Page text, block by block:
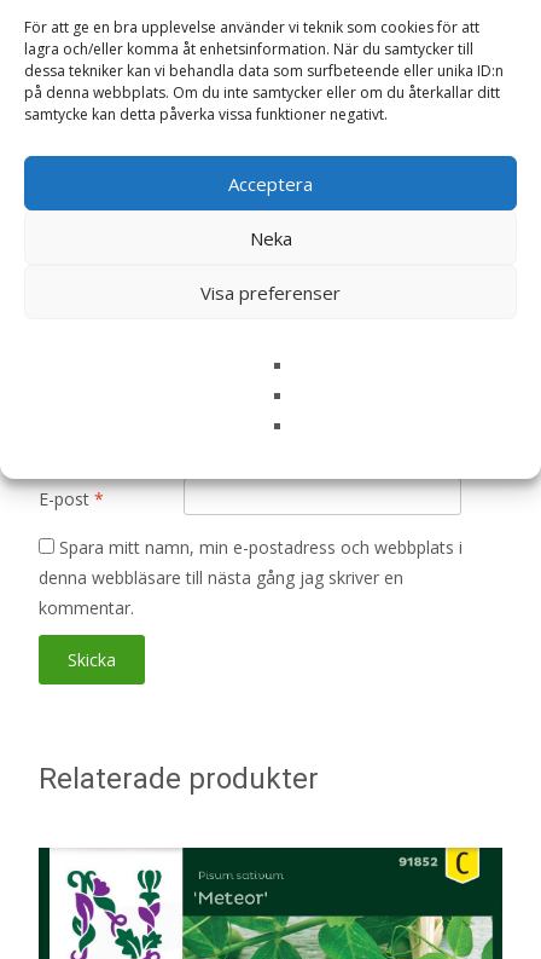
För att ge en bra upplevelse använder vi teknik som cookies för att
lagra och/eller komma åt enhetsinformation. När du samtycker till
dessa tekniker kan vi behandla data som surfbeteende eller unika ID:n
på denna webbplats. Om du inte samtycker eller om du återkallar ditt
samtycke kan detta påverka vissa funktioner negativt.
Acceptera
Neka
Visa preferenser
Det finns inga recensioner än.
Bli först med att recensera ”Pionvallmo
‘Black Beauty’, frö – Fröer”
är märkta*
Ditt betyg*
E-post*
Spara mitt namn, min e-postadress och webbplats i
denna webbläsare till nästa gång jag skriver en
kommentar.
Relaterade produkter